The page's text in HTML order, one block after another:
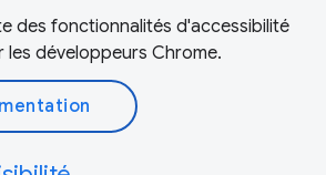
des fonctionnalités d'accessibilité
les développeurs Chrome.